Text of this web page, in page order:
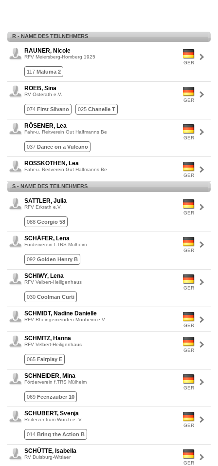
R - NAME DES TEILNEHMERS
GER
RAUNER, Nicole
RFV Meiersberg-Homberg 1925
117 Maluma 2
GER
ROEB, Sina
RV Osterath e.V.
074 First Silvano 025 Chanelle T
GER
RÖSENER, Lea
Fahr-u. Reitverein Gut Halfmanns Be
037 Dance on a Vulcano
GER
ROSSKOTHEN, Lea
Fahr-u. Reitverein Gut Halfmanns Be
S - NAME DES TEILNEHMERS
GER
SATTLER, Julia
RFV Erkrath e.V.
088 Georgio 58
GER
SCHÄFER, Lena
Förderverein f.TRS Mülheim
092 Golden Henry B
GER
SCHIWY, Lena
RFV Velbert-Heiligenhaus
030 Coolman Curti
GER
SCHMIDT, Nadine Danielle
RFV Rheingemeinden Monheim e.V
GER
SCHMITZ, Hanna
RFV Velbert-Heiligenhaus
065 Fairplay E
GER
SCHNEIDER, Mina
Förderverein f.TRS Mülheim
069 Feenzauber 10
GER
SCHUBERT, Svenja
Reiterzentrum Worch e. V.
014 Bring the Action B
GER
SCHÜTTE, Isabella
RV Duisburg-Wittlaer